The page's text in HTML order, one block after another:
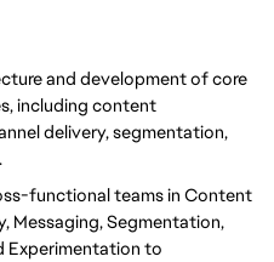
and development of core
including content
delivery, segmentation,
functional teams in Content
Messaging, Segmentation,
Experimentation to